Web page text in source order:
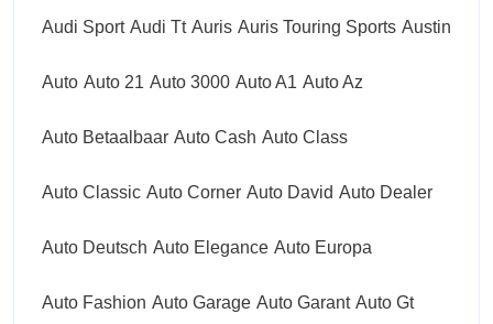
Audi Sport Audi Tt Auris Auris Touring Sports Austin
Auto Auto 21 Auto 3000 Auto A1 Auto Az
Auto Betaalbaar Auto Cash Auto Class
Auto Classic Auto Corner Auto David Auto Dealer
Auto Deutsch Auto Elegance Auto Europa
Auto Fashion Auto Garage Auto Garant Auto Gt